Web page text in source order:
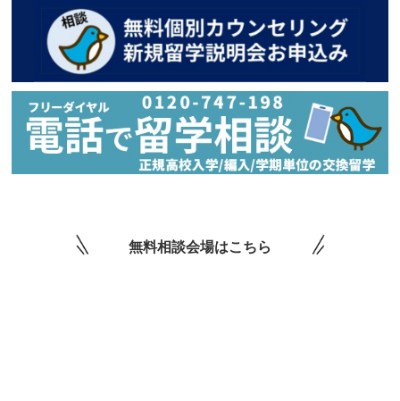
無料相談会場はこちら